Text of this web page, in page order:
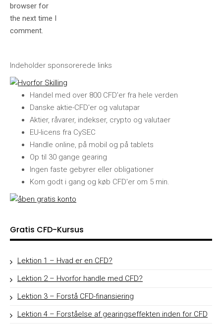
browser for
the next time I
comment.
Indeholder sponsorerede links
Handel med over 800 CFD'er fra hele verden
Danske aktie-CFD'er og valutapar
Aktier, råvarer, indekser, crypto og valutaer
EU-licens fra CySEC
Handle online, på mobil og på tablets
Op til 30 gange gearing
Ingen faste gebyrer eller obligationer
Kom godt i gang og køb CFD'er om 5 min.
Gratis CFD-Kursus
Lektion 1 – Hvad er en CFD?
Lektion 2 – Hvorfor handle med CFD?
Lektion 3 – Forstå CFD-finansiering
Lektion 4 – Forståelse af gearingseffekten inden for CFD